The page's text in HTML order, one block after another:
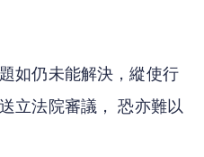
如仍未能解決，縱使行
立法院審議， 恐亦難以